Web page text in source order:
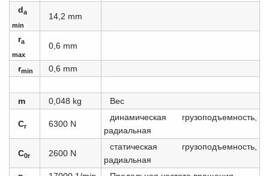
da
min
14,2 mm
ra
max
0,6 mm
rmin 0,6 mm
m 0,048 kg Вес
Cr 6300 N
динамическая грузоподъемность,
радиальная
C0r 2600 N
статическая грузоподъемность,
радиальная